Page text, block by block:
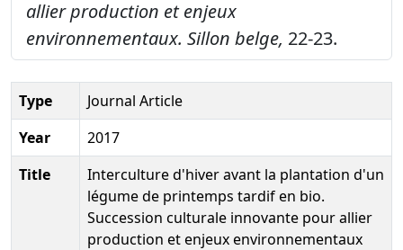
allier production et enjeux
environnementaux. Sillon belge, 22-23.
Type
Journal Article
Year
2017
Title
Interculture d'hiver avant la plantation d'un
légume de printemps tardif en bio.
Succession culturale innovante pour allier
production et enjeux environnementaux